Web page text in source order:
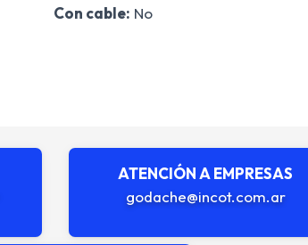
Con cable: No
ATENCIÓN A EMPRESAS
godache@incot.com.ar